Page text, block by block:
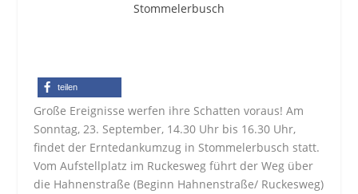
Stommelerbusch
teilen
Große Ereignisse werfen ihre Schatten voraus! Am
Sonntag, 23. September, 14.30 Uhr bis 16.30 Uhr,
findet der Erntedankumzug in Stommelerbusch statt.
Vom Aufstellplatz im Ruckesweg führt der Weg über
die Hahnenstraße (Beginn Hahnenstraße/ Ruckesweg)